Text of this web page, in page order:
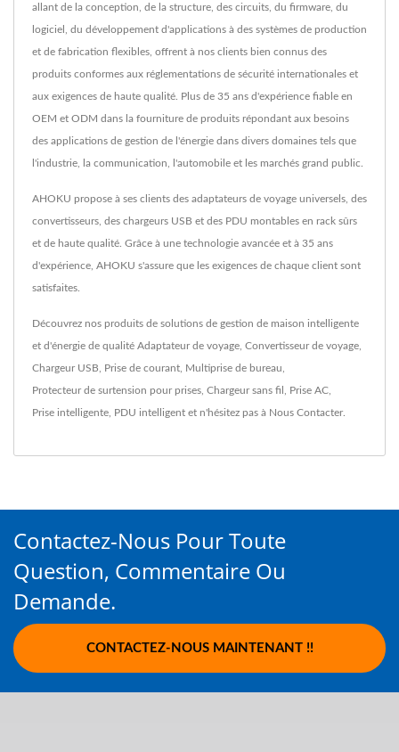
allant de la conception, de la structure, des circuits, du firmware, du
logiciel, du développement d'applications à des systèmes de production
et de fabrication flexibles, offrent à nos clients bien connus des
produits conformes aux réglementations de sécurité internationales et
aux exigences de haute qualité. Plus de 35 ans d'expérience fiable en
OEM et ODM dans la fourniture de produits répondant aux besoins
des applications de gestion de l'énergie dans divers domaines tels que
l'industrie, la communication, l'automobile et les marchés grand public.
AHOKU propose à ses clients des adaptateurs de voyage universels, des
convertisseurs, des chargeurs USB et des PDU montables en rack sûrs
et de haute qualité. Grâce à une technologie avancée et à 35 ans
d'expérience, AHOKU s'assure que les exigences de chaque client sont
satisfaites.
Découvrez nos produits de solutions de gestion de maison intelligente
et d'énergie de qualité Adaptateur de voyage Convertisseur de voyage
Chargeur USB Prise de courant Multiprise de bureau
Protecteur de surtension pour prises Chargeur sans fil Prise AC
Prise intelligente PDU intelligent et n'hésitez pas à Nous Contacter.
Contactez-Nous Pour Toute
Question, Commentaire Ou
Demande.
CONTACTEZ-NOUS MAINTENANT !!